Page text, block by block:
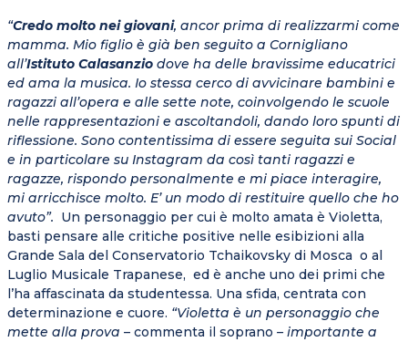
“Credo molto nei giovani, ancor prima di realizzarmi come
mamma. Mio figlio è già ben seguito a Cornigliano
all’Istituto Calasanzio dove ha delle bravissime educatrici
ed ama la musica. Io stessa cerco di avvicinare bambini e
ragazzi all’opera e alle sette note, coinvolgendo le scuole
nelle rappresentazioni e ascoltandoli, dando loro spunti di
riflessione. Sono contentissima di essere seguita sui Social
e in particolare su Instagram da così tanti ragazzi e
ragazze, rispondo personalmente e mi piace interagire,
mi arricchisce molto. E’ un modo di restituire quello che ho
avuto”. Un personaggio per cui è molto amata è Violetta,
basti pensare alle critiche positive nelle esibizioni alla
Grande Sala del Conservatorio Tchaikovsky di Mosca o al
Luglio Musicale Trapanese, ed è anche uno dei primi che
l’ha affascinata da studentessa. Una sfida, centrata con
determinazione e cuore. “Violetta è un personaggio che
mette alla prova – commenta il soprano – importante a